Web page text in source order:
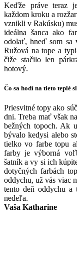
Keďže práve teraz
každom kroku a
vznikli v Rakúsku)
ideálna šanca ako
odolať, hneď som sa
Ružová na tope a
čiže stačilo len
hotový.
Čo sa hodí na tieto teplé
Priesvitné topy ako
dni. Treba mať však
bežných topoch. Ak
bývalo kedysi alebo
tielko vo farbe topu
farby je výborná
šatník a vy si ich
dotyčných farbách
oddychu, už vás viac
tento deň oddychu a
nedeľa.
Vaša Katharine